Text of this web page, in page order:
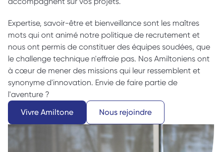
Expertise, savoir-être et bienveillance sont les maîtres
mots qui ont animé notre politique de recrutement et
nous ont permis de constituer des équipes soudées, que
le challenge technique n'effraie pas. Nos Amiltoniens ont
à cœur de mener des missions qui leur ressemblent et
synonyme d'innovation. Envie de faire partie de
l'aventure ?
Vivre Amiltone
Nous rejoindre